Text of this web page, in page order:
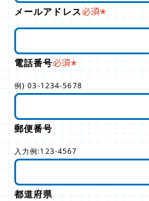
メールアドレス必須
電話番号必須
例) 03-1234-5678
郵便番号
入力例:123-4567
都道府県